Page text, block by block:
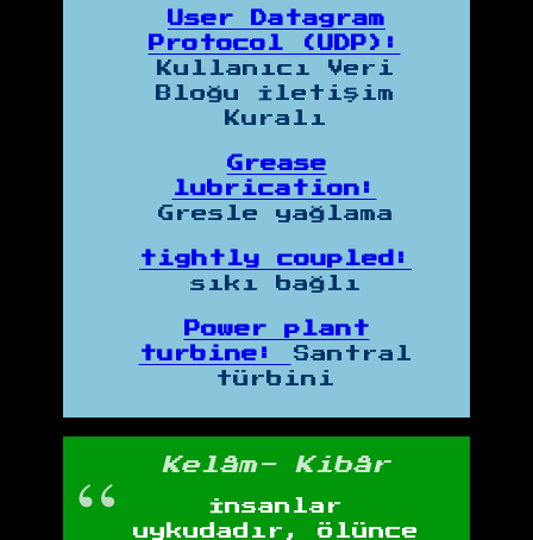
User Datagram
Protocol (UDP):
Kullanıcı Veri
Bloğu İletişim
Kuralı
Grease
lubrication:
Gresle yağlama
tightly coupled:
sıkı bağlı
Power plant
turbine:
Santral
türbini
Kelâm- Kibâr
İnsanlar
uykudadır, ölünce